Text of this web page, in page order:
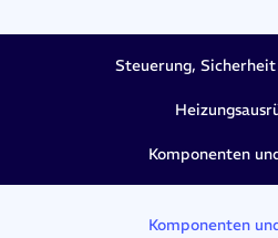
Steuerung,
Komponenten
Komponenten